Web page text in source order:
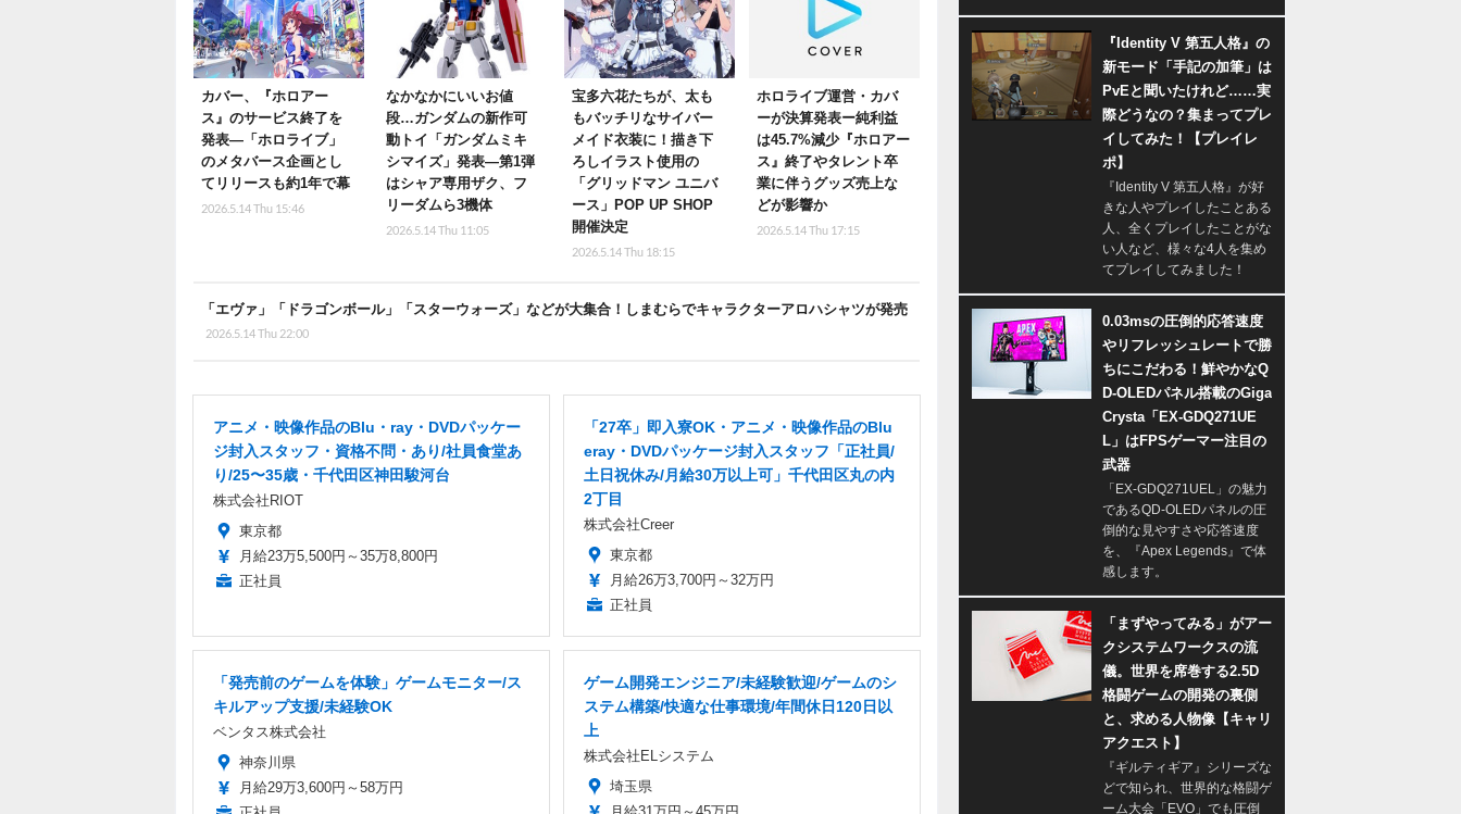
カバー、『ホロアー
ス』のサービス終了を
発表―「ホロライブ」
のメタバース企画とし
てリリースも約1年で幕
2026.5.14 Thu 15:46
なかなかにいいお値
段…ガンダムの新作可
動トイ「ガンダムミキ
シマイズ」発表―第1弾
はシャア専用ザク、フ
リーダムら3機体
2026.5.14 Thu 11:05
宝多六花たちが、太も
もバッチリなサイバー
メイド衣装に！描き下
ろしイラスト使用の
「グリッドマン ユニバ
ース」POP UP SHOP
開催決定
2026.5.14 Thu 18:15
ホロライブ運営・カバ
ーが決算発表ー純利益
は45.7%減少『ホロアー
ス』終了やタレント卒
業に伴うグッズ売上な
どが影響か
2026.5.14 Thu 17:15
「エヴァ」「ドラゴンボール」「スターウォーズ」などが大集合！しまむらでキャラクターアロハシャツが発売
2026.5.14 Thu 22:00
アニメ・映像作品のBlu・ray・DVDパッケー
ジ封入スタッフ・資格不問・あり/社員食堂あ
り/25〜35歳・千代田区神田駿河台
株式会社RIOT
東京都
月給23万5,500円～35万8,800円
正社員
「27卒」即入寮OK・アニメ・映像作品のBlu
eray・DVDパッケージ封入スタッフ「正社員/
土日祝休み/月給30万以上可」千代田区丸の内
2丁目
株式会社Creer
東京都
月給26万3,700円～32万円
正社員
「発売前のゲームを体験」ゲームモニター/ス
キルアップ支援/未経験OK
ベンタス株式会社
神奈川県
月給29万3,600円～58万円
ゲーム開発エンジニア/未経験歓迎/ゲームのシ
ステム構築/快適な仕事環境/年間休日120日以
上
株式会社ELシステム
埼玉県
『Identity V 第五人格』の
新モード「手記の加筆」は
PvEと聞いたけれど……実
際どうなの？集まってプレ
イしてみた！【プレイレ
ポ】
『Identity V 第五人格』が好
きな人やプレイしたことある
人、全くプレイしたことがな
い人など、様々な4人を集め
てプレイしてみました！
0.03msの圧倒的応答速度
やリフレッシュレートで勝
ちにこだわる！鮮やかなQ
D-OLEDパネル搭載のGiga
Crysta「EX-GDQ271UE
L」はFPSゲーマー注目の
武器
「EX-GDQ271UEL」の魅力
であるQD-OLEDパネルの圧
倒的な見やすさや応答速度
を、『Apex Legends』で体
感します。
「まずやってみる」がアー
クシステムワークスの流
儀。世界を席巻する2.5D
格闘ゲームの開発の裏側
と、求める人物像【キャリ
アクエスト】
『ギルティギア』シリーズな
どで知られ、世界的な格闘ゲ
ーム大会「EVO」でも圧倒